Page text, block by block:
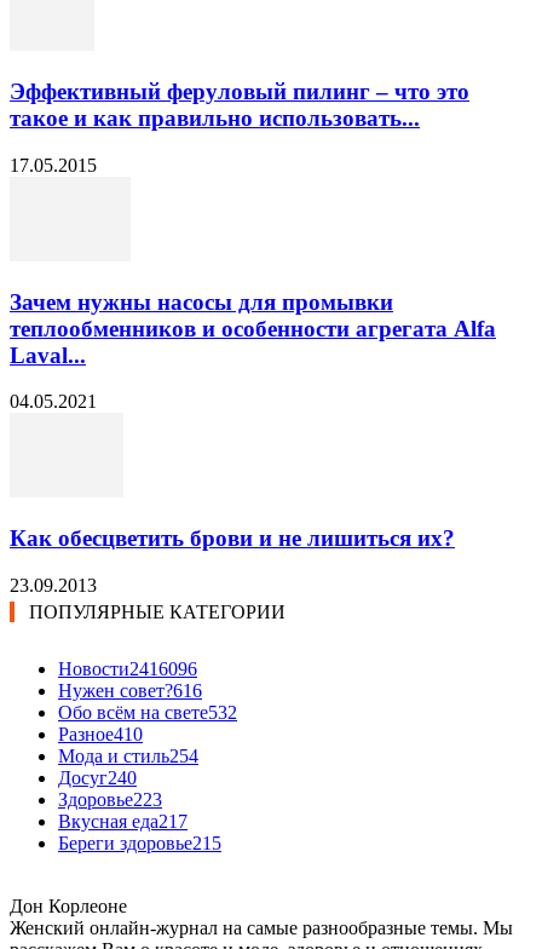
Эффективный феруловый пилинг – что это
такое и как правильно использовать...
17.05.2015
Зачем нужны насосы для промывки
теплообменников и особенности агрегата Alfa
Laval...
04.05.2021
Как обесцветить брови и не лишиться их?
23.09.2013
ПОПУЛЯРНЫЕ КАТЕГОРИИ
Новости2416096
Нужен совет?616
Обо всём на свете532
Разное410
Мода и стиль254
Досуг240
Здоровье223
Вкусная еда217
Береги здоровье215
Дон Корлеоне
Женский онлайн-журнал на самые разнообразные темы. Мы